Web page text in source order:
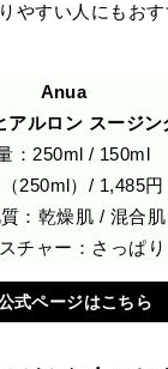
やすい人にもお
Anua
アルロン スージ
：250ml / 150ml
250ml）/ 1,485円
：乾燥肌 / 混合
チャー：さっぱり
式ページはこちら